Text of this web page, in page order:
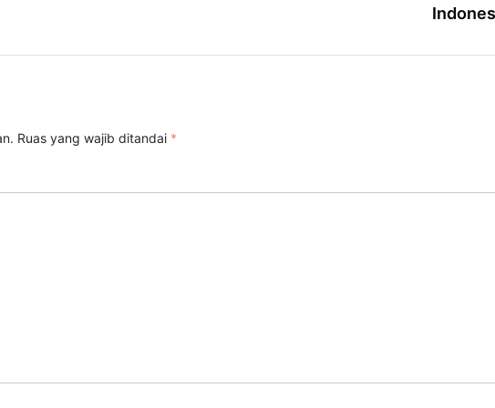
Ruas yang wajib ditandai *